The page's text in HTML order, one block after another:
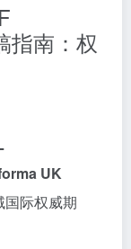
指南：权
UK
国际权威期